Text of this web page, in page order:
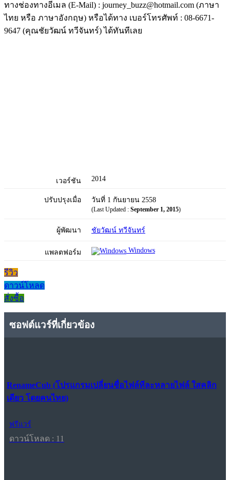
ทางช่องทางอีเมล (E-Mail) : journey_buzz@hotmail.com (ภาษา
ไทย หรือ ภาษาอังกฤษ) หรือได้ทาง เบอร์โทรศัพท์ : 08-6671-
9647 (คุณชัยวัฒน์ ทวีจันทร์) ได้ทันทีเลย
เวอร์ชัน 2014
ปรับปรุงเมื่อ วันที่ 1 กันยายน 2558
(Last Updated : September 1, 2015)
ผู้พัฒนา ชัยวัฒน์ ทวีจันทร์
แพลตฟอร์ม Windows
รีวิว
ดาวน์โหลด
สั่งซื้อ
ซอฟต์แวร์ที่เกี่ยวข้อง
RenameCub (โปรแกรมเปลี่ยนชื่อไฟล์ทีละหลายไฟล์ ใสคลิก
เดียว โดยคนไทย)
ฟรีแวร์
ดาวน์โหลด : 11